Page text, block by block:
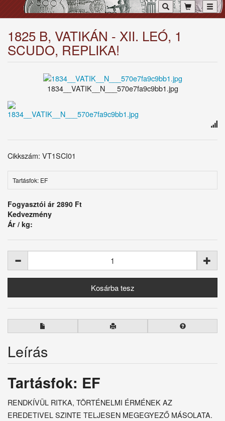
1825 B, VATIKÁN - XII. LEÓ, 1
SCUDO, REPLIKA!
1834__VATIK__N___570e7fa9c9bb1.jpg
Cikkszám: VT1SCI01
Tartásfok: EF
Fogyasztói ár 2890 Ft
Kedvezmény
Ár / kg:
Leírás
Tartásfok: EF
RENDKÍVÜL RITKA, TÖRTÉNELMI ÉRMÉNEK AZ
EREDETIVEL SZINTE TELJESEN MEGEGYEZŐ MÁSOLATA.